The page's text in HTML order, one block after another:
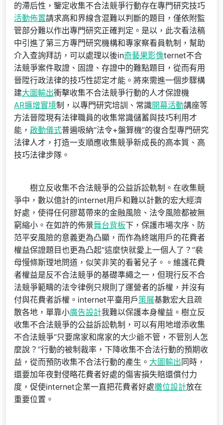
的滯后性，鑒定收集不合法競爭行動存在專門研究技巧
活動佈置請求高和界線含混難以判斷的題目，僅依附監
管部分難以作出專門研究正確判定。是以，此次看法稿
中引進了第三方專門研究機構和專家察看員軌制，幫助
介入查詢拜訪，可以處理以後in奇藝果影像ternet不合
法競爭案件取證、固證、存證中的難點題目，從而有用
晉陞行政法律的技巧性認定才能。將來需進一個步驟構
建大圖輸出衝擊收集不合法競爭行動的人才保證機
AR擴增實境制，以專門研究培訓、常識開幕活動講座等
方法晉陞現有法律職員的收集常識儲蓄與技巧利用才
能， 啟動儀式普遍吸納“法令+盤算機”的復合型專門研究
法律人才，打造一支順應收集競爭新成長的高本質、高
技巧法律步隊。
樹立反收集不合法競爭的公益訴訟軌制。在收集競
爭中，數以億計的internet用戶和難以計數的宏大經濟
好處，使得任何膠葛帶來的金融風險、法令風險都被無
窮縮小。在如許的佈景舞台背板下，保護市場次序、防
范平安風險的意義更為凸顯，而作為終端用戶的花費者
權益保證題目也更為凸起“這麼快就愛上一個人了？”裴
母慢條斯理地問道，似笑非笑的看著兒子。。維護花費
者權益是反不合法競爭的基礎準繩之一，但現行反不合
法競爭範疇的法令律例只規則了運營者的訴權，并沒有
付與花費者訴權。internet平臺用戶策展基數宏大且疏
散各地，單靠小廣告設計我難以保護本身權益。樹立反
收集不合法競爭的公益訴訟軌制，可以有用地增添收集
不合法競爭“只要席家和席家的大少爺不管，不管別人怎
麼說？”行動的被制裁率，下降收集不合法行動的預期收
益，從而預防收集不合法行動的產生。 大圖輸出同時，
還要加年夜對侵略花費者好處的傷害損失賠還償付力
度，促使internet企業一直把花費者好處攤位設計放在
重要位置。